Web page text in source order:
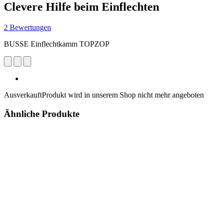
Clevere Hilfe beim Einflechten
2 Bewertungen
BUSSE Einflechtkamm TOPZOP
AusverkauftProdukt wird in unserem Shop nicht mehr angeboten
Ähnliche Produkte